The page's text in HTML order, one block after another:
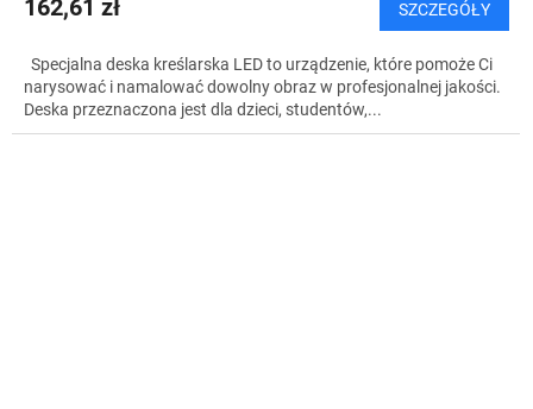
162,61 zł SZCZEGÓŁY
Specjalna deska kreślarska LED to urządzenie, które pomoże Ci
narysować i namalować dowolny obraz w profesjonalnej jakości.
Deska przeznaczona jest dla dzieci, studentów,...